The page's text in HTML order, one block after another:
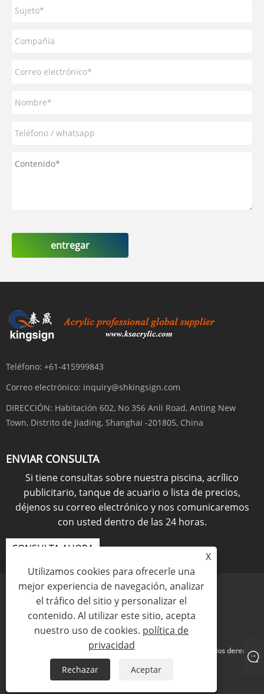
entregar
Teléfono: +61-415999843
Correo electrónico: inquiry@shkingsign.com
DIRECCIÓN: Habitación 602, No 356 Anli Road, Anting New
Town, Distrito de Jiading, Shanghai -201805, China
ENVIAR CONSULTA
Si tiene consultas sobre nuestra piscina, acrílico
publicitario, tanque de acuario o lista de precios,
déjenos su correo electrónico y nos comunicaremos
con usted dentro de las 24 horas.
CONSULTA AHORA
Sitemap política de privacidad
Copyright © 2021 KINGSIGN INDUSTRY (CHINA) LIMITED Todos los derechos
reservados
X
Utilizamos cookies para ofrecerle una
mejor experiencia de navegación, analizar
el tráfico del sitio y personalizar el
contenido. Al utilizar este sitio, acepta
nuestro uso de cookies. política de
privacidad
Rechazar Aceptar